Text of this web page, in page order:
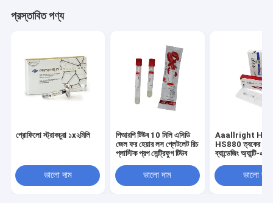
প্রস্তাবিত পণ্য
প্রোফিলো স্ট্রাকচুরা ১x২মিলি
ভালো দাম
পিআরপি টিউব 10 মিলি এসিডি
জেল ফর হেয়ার লস প্লেটলেট রিচ
প্লাস্টিক প্রপ সেন্ট্রিফুগ টিউব
ভালো দাম
Aaallright
HS880 ত্বকের
ব্যান্ডেজিং অ্যান্টি-
ভালো দাম